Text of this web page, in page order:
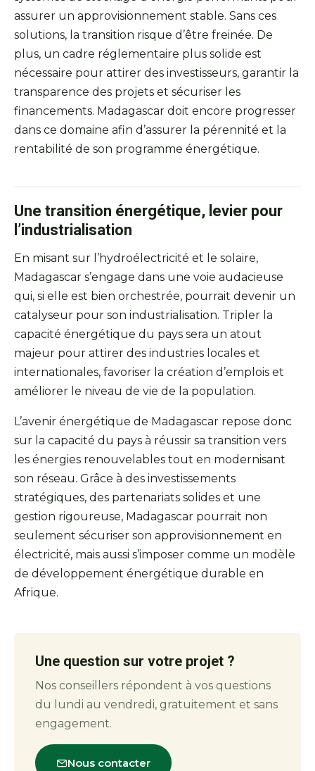
assurer un approvisionnement stable. Sans ces
solutions, la transition risque d’être freinée. De
plus, un cadre réglementaire plus solide est
nécessaire pour attirer des investisseurs, garantir la
transparence des projets et sécuriser les
financements. Madagascar doit encore progresser
dans ce domaine afin d’assurer la pérennité et la
rentabilité de son programme énergétique.
Une transition énergétique, levier pour
l’industrialisation
En misant sur l’hydroélectricité et le solaire,
Madagascar s’engage dans une voie audacieuse
qui, si elle est bien orchestrée, pourrait devenir un
catalyseur pour son industrialisation. Tripler la
capacité énergétique du pays sera un atout
majeur pour attirer des industries locales et
internationales, favoriser la création d’emplois et
améliorer le niveau de vie de la population.
L’avenir énergétique de Madagascar repose donc
sur la capacité du pays à réussir sa transition vers
les énergies renouvelables tout en modernisant
son réseau. Grâce à des investissements
stratégiques, des partenariats solides et une
gestion rigoureuse, Madagascar pourrait non
seulement sécuriser son approvisionnement en
électricité, mais aussi s’imposer comme un modèle
de développement énergétique durable en
Afrique.
Une question sur votre projet ?
Nos conseillers répondent à vos questions
du lundi au vendredi, gratuitement et sans
engagement.
Nous contacter